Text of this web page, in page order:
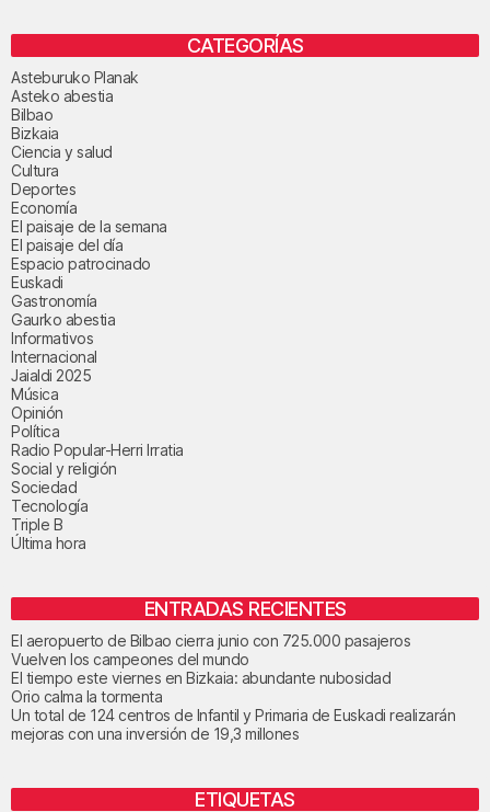
CATEGORÍAS
Asteburuko Planak
Asteko abestia
Bilbao
Bizkaia
Ciencia y salud
Cultura
Deportes
Economía
El paisaje de la semana
El paisaje del día
Espacio patrocinado
Euskadi
Gastronomía
Gaurko abestia
Informativos
Internacional
Jaialdi 2025
Música
Opinión
Política
Radio Popular-Herri Irratia
Social y religión
Sociedad
Tecnología
Triple B
Última hora
ENTRADAS RECIENTES
El aeropuerto de Bilbao cierra junio con 725.000 pasajeros
Vuelven los campeones del mundo
El tiempo este viernes en Bizkaia: abundante nubosidad
Orio calma la tormenta
Un total de 124 centros de Infantil y Primaria de Euskadi realizarán
mejoras con una inversión de 19,3 millones
ETIQUETAS